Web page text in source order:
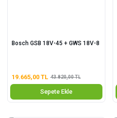
Bosch GSB 18V-45 + GWS 18V-8
19.665,00 TL 43.820,00 TL
Sepete Ekle